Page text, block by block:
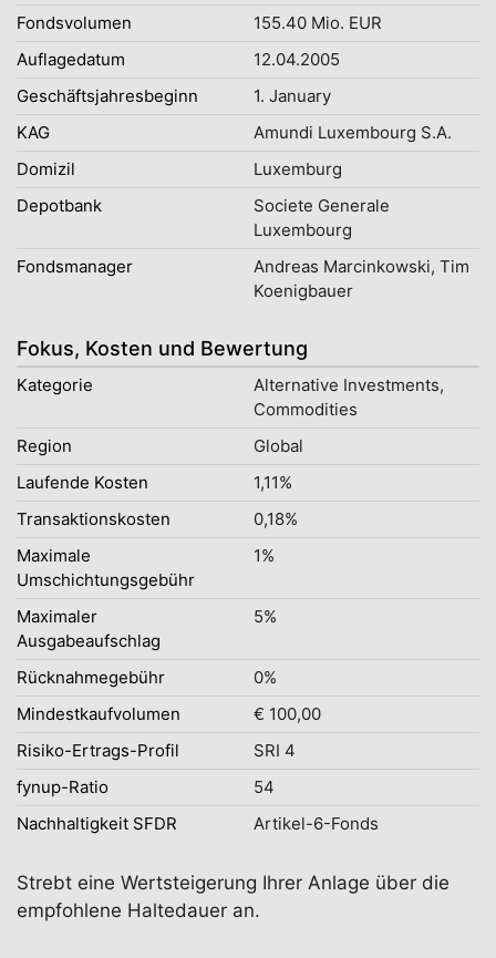
Fondsvolumen
155.40 Mio. EUR
Auflagedatum
12.04.2005
Geschäftsjahresbeginn
1. January
KAG
Amundi Luxembourg S.A.
Domizil
Luxemburg
Depotbank
Societe Generale
Luxembourg
Fondsmanager
Andreas Marcinkowski, Tim
Koenigbauer
Fokus, Kosten und Bewertung
Kategorie
Alternative Investments,
Commodities
Region
Global
Laufende Kosten
1,11%
Transaktionskosten
0,18%
Maximale
Umschichtungsgebühr
1%
Maximaler
Ausgabeaufschlag
5%
Rücknahmegebühr
0%
Mindestkaufvolumen
€ 100,00
Risiko-Ertrags-Profil
SRI 4
fynup-Ratio
54
Nachhaltigkeit SFDR
Artikel-6-Fonds
Strebt eine Wertsteigerung Ihrer Anlage über die
empfohlene Haltedauer an.